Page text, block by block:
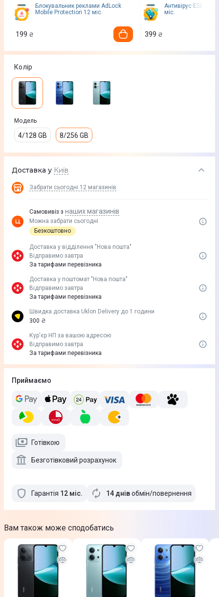
Блокувальник реклами AdLock
Mobile Protection 12 міс.
199 ₴
Антивірус ESET
міс.
399 ₴
Колір
Модель
4/128 GB 8/256 GB
Доставка у Київ
Забрати сьогодні 12 магазинів
Самовивіз з наших магазинів
Можна забрати сьогодні
Безкоштовно
Доставка у вiддiлення "Нова пошта"
Відправимо завтра
За тарифами перевізника
Доставка у поштомат "Нова пошта"
Відправимо завтра
За тарифами перевізника
Швидка доставка Uklon Delivery до 1 години
300 ₴
Кур'єр НП за вашою адресою
Відправимо завтра
За тарифами перевізника
Приймаємо
Готівкою
Безготівковий розрахунок
Гарантія 12 міс. 14 днівобмін/повернення
Вам також може сподобатись